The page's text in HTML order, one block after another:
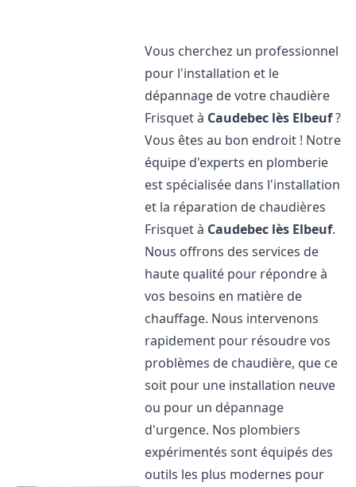
Vous cherchez un professionnel
pour l'installation et le
dépannage de votre chaudière
Frisquet à Caudebec lès Elbeuf?
Vous êtes au bon endroit ! Notre
équipe d'experts en plomberie
est spécialisée dans l'installation
et la réparation de chaudières
Frisquet à Caudebec lès Elbeuf.
Nous offrons des services de
haute qualité pour répondre à
vos besoins en matière de
chauffage. Nous intervenons
rapidement pour résoudre vos
problèmes de chaudière, que ce
soit pour une installation neuve
ou pour un dépannage
d'urgence. Nos plombiers
expérimentés sont équipés des
outils les plus modernes pour